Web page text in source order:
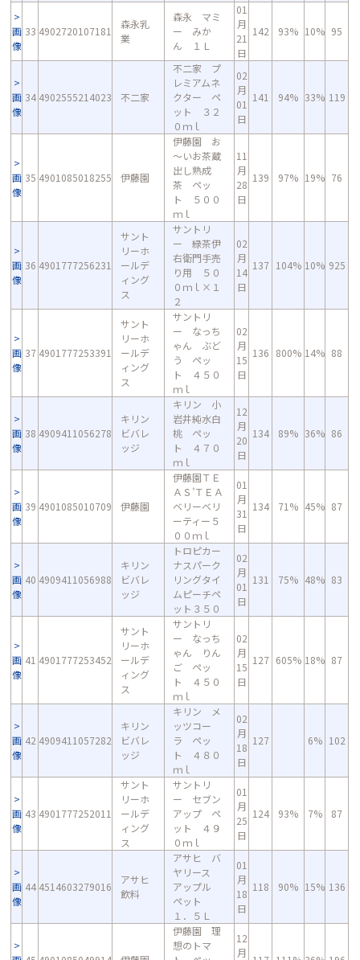
画
像
33 4902720107181
森永乳
業
森永 マミ
ー みか
ん １Ｌ
01
月
21
日
142 93% 10% 95
画
像
34 4902555214023 不二家
不二家 プ
レミアムネ
クター ペ
ット ３２
０ｍｌ
02
月
01
日
141 94% 33% 119
画
像
35 4901085018255 伊藤園
伊藤園 お
～いお茶蔵
出し熟成
茶 ペッ
ト ５００
ｍｌ
11
月
28
日
139 97% 19% 76
画
像
36 4901777256231
サント
リーホ
ールデ
ィング
ス
サントリ
ー 緑茶伊
右衛門手売
り用 ５０
０ｍｌ×１
２
02
月
14
日
137 104% 10% 925
画
像
37 4901777253391
サント
リーホ
ールデ
ィング
ス
サントリ
ー なっち
ゃん ぶど
う ペッ
ト ４５０
ｍｌ
02
月
15
日
136 800% 14% 88
画
像
38 4909411056278
キリン
ビバレ
ッジ
キリン 小
岩井純水白
桃 ペッ
ト ４７０
ｍｌ
12
月
20
日
134 89% 36% 86
画
像
39 4901085010709 伊藤園
伊藤園ＴＥ
ＡＳ’ＴＥＡ
ベリーベリ
ーティー５
００ｍｌ
01
月
31
日
134 71% 45% 87
画
像
40 4909411056988
キリン
ビバレ
ッジ
トロピカー
ナスパーク
リングタイ
ムピーチペ
ット３５０
02
月
01
日
131 75% 48% 83
画
像
41 4901777253452
サント
リーホ
ールデ
ィング
ス
サントリ
ー なっち
ゃん りん
ご ペッ
ト ４５０
ｍｌ
02
月
15
日
127 605% 18% 87
画
像
42 4909411057282
キリン
ビバレ
ッジ
キリン メ
ッツコー
ラ ペッ
ト ４８０
ｍｌ
02
月
18
日
127 6% 102
画
像
43 4901777252011
サント
リーホ
ールデ
ィング
ス
サントリ
ー セブン
アップ ペ
ット ４９
０ｍｌ
01
月
25
日
124 93% 7% 87
画
像
44 4514603279016
アサヒ
飲料
アサヒ バ
ヤリース
アップル
ペット
１．５Ｌ
01
月
18
日
118 90% 15% 136
伊藤園 理
想のトマ
12
月